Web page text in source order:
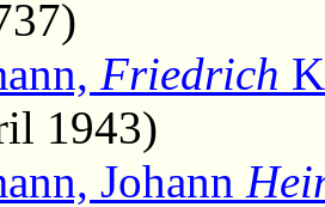
Friedrich
1943)
Johann